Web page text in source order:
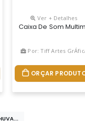
Cartão Tf. Material
Com Acabamento
Ver + Detalhes
Caixa De Som
Por: Tiff Artes
ORÇAR